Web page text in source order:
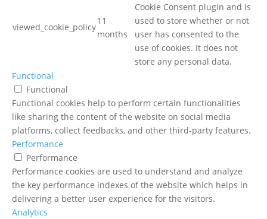
viewed_cookie_policy
11
months
Cookie Consent plugin and is
used to store whether or not
user has consented to the
use of cookies. It does not
store any personal data.
Functional
Functional
Functional cookies help to perform certain functionalities
like sharing the content of the website on social media
platforms, collect feedbacks, and other third-party features.
Performance
Performance
Performance cookies are used to understand and analyze
the key performance indexes of the website which helps in
delivering a better user experience for the visitors.
Analytics